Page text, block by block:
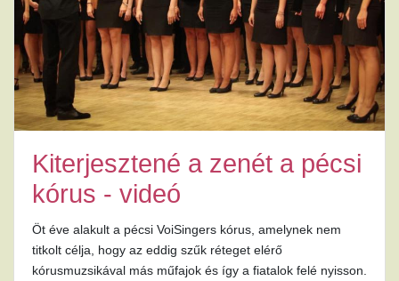
Kiterjesztené a zenét a pécsi
kórus - videó
Öt éve alakult a pécsi VoiSingers kórus, amelynek nem
titkolt célja, hogy az eddig szűk réteget elérő
kórusmuzsikával más műfajok és így a fiatalok felé nyisson.